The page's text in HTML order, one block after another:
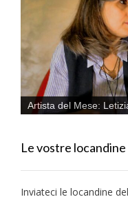
Artista del Mese:
Le vostre
Inviateci le locandine